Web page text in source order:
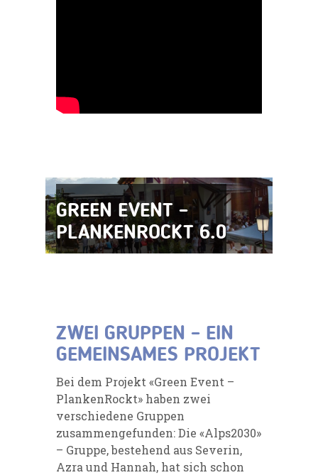
GREEN EVENT –
PLANKENROCKT 6.0
ZWEI GRUPPEN – EIN
GEMEINSAMES PROJEKT
Bei dem Projekt «Green Event –
PlankenRockt» haben zwei
verschiedene Gruppen
zusammengefunden: Die «Alps2030»
– Gruppe, bestehend aus Severin,
Azra und Hannah, hat sich schon